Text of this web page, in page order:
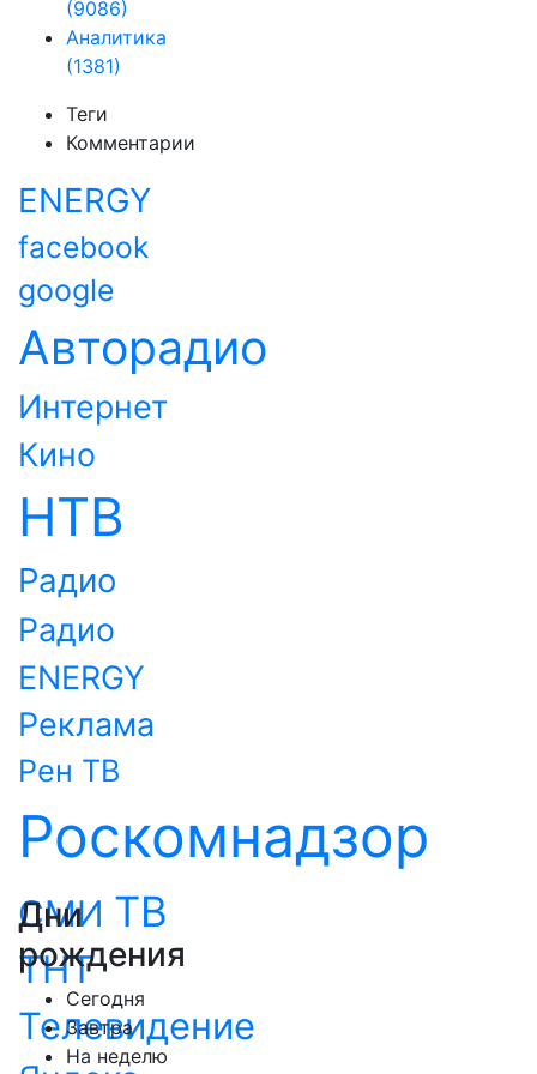
(9086)
Аналитика
(1381)
Теги
Комментарии
ENERGY
facebook
google
Авторадио
Интернет
Кино
НТВ
Радио
Радио
ENERGY
Реклама
Рен ТВ
Роскомнадзор
СМИ ТВ
ТНТ
Телевидение
Дни
рождения
Сегодня
Завтра
На неделю